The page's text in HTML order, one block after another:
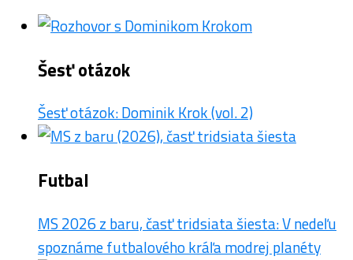
Šesť otázok
Šesť otázok: Dominik Krok (vol. 2)
Futbal
MS 2026 z baru, časť tridsiata šiesta: V nedeľu
spoznáme futbalového kráľa modrej planéty